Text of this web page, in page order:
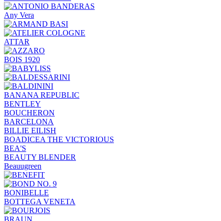
Any Vera
ATTAR
BOIS 1920
BANANA REPUBLIC
BENTLEY
BOUCHERON
BARCELONA
BILLIE EILISH
BOADICEA THE VICTORIOUS
BEA'S
BEAUTY BLENDER
Beauugreen
BONIBELLE
BOTTEGA VENETA
BRAUN